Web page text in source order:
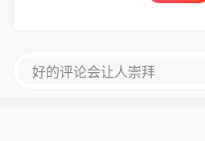
好的评论会让人崇拜